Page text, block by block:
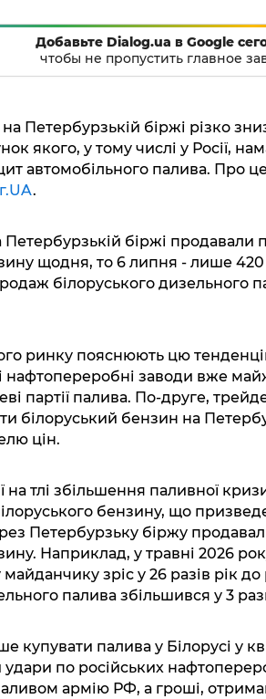
Добавьте Dialog.ua в Google
чтобы не пропустить главное
Петербурзькій біржі різко
якого, у тому числі у Росії,
автомобільного палива. Про
.
біржі продавали
щодня, то 6 липня - лише 420
білоруського дизельного
ринку пояснюють цю
нафтопереробні заводи вже
партії палива. По-друге,
білоруський бензин на
цін.
на тлі збільшення паливної
бензину, що
Петербурзьку біржу
Наприклад, у травні 2026
зріс у 26 разів рік
палива збільшився у 3
купувати палива у Білорусі у
по російських
армію РФ, а гроші,